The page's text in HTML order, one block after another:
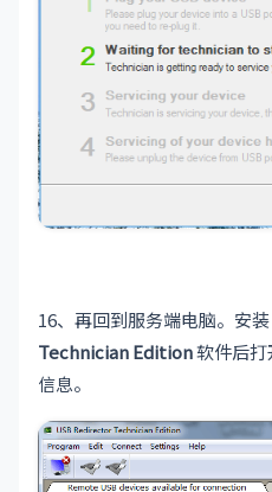
16、再回到服务端电脑。安装
Technician Edition软件后
信息。